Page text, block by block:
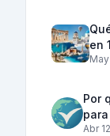
en
Por
Abr 12